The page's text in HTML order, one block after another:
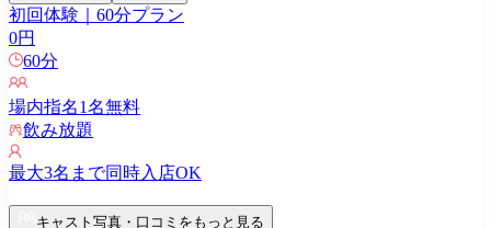
初回体験｜60分プラン
0円
60分
場内指名1名無料
飲み放題
最大3名まで同時入店OK
キャスト写真・口コミをもっと見る